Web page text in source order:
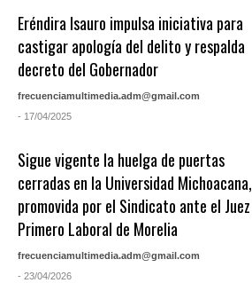
Eréndira Isauro impulsa iniciativa para
castigar apología del delito y respalda
decreto del Gobernador
frecuenciamultimedia.adm@gmail.com
- 17/04/2025
Sigue vigente la huelga de puertas
cerradas en la Universidad Michoacana,
promovida por el Sindicato ante el Juez
Primero Laboral de Morelia
frecuenciamultimedia.adm@gmail.com
- 23/04/2026